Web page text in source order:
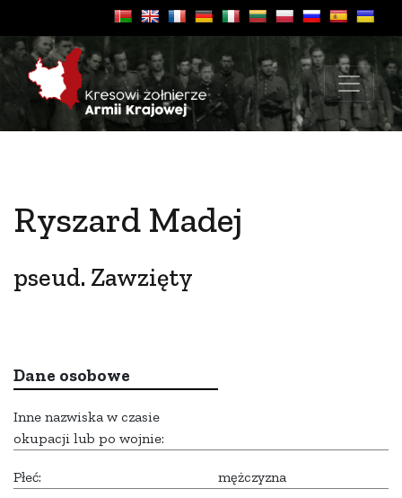
Ryszard Madej
pseud. Zawzięty
Dane osobowe
Inne nazwiska w czasie
okupacji lub po wojnie:
Płeć: mężczyzna